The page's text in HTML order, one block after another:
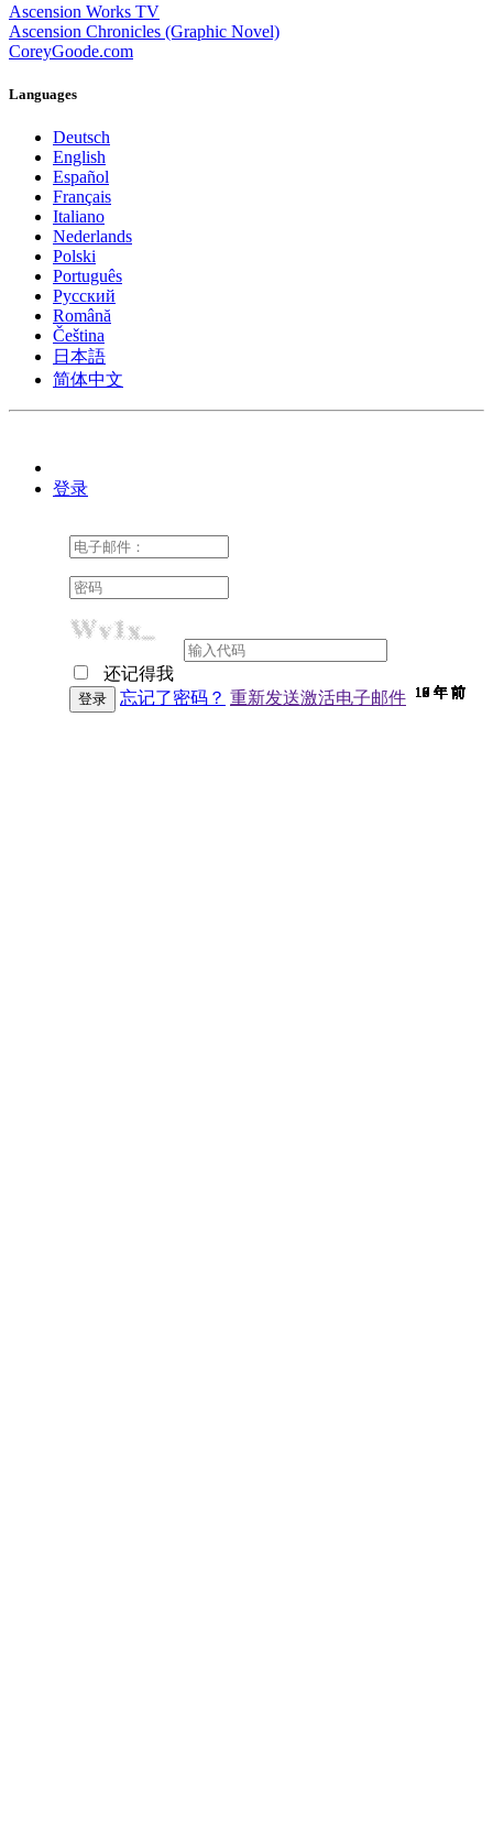
9 年 前
9 年 前
9 年 前
10 年 前
10 年 前
10 年 前
10 年 前
10 年 前
10 年 前
10 年 前
10 年 前
10 年 前
10 年 前
10 年 前
10 年 前
10 年 前
10 年 前
10 年 前
9 年 前
9 年 前
9 年 前
9 年 前
9 年 前
9 年 前
9 年 前
9 年 前
9 年 前
9 年 前
9 年 前
9 年 前
9 年 前
8 年 前
7 年 前
7 年 前
6 年 前
6 年 前
Ascension Works TV
Ascension Chronicles (Graphic Novel)
CoreyGoode.com
Languages
Deutsch
English
Español
Français
Italiano
Nederlands
Polski
Português
Pусский
Română
Čeština
日本語
简体中文
登录
还记得我
忘记了密码？ 重新发送激活电子邮件